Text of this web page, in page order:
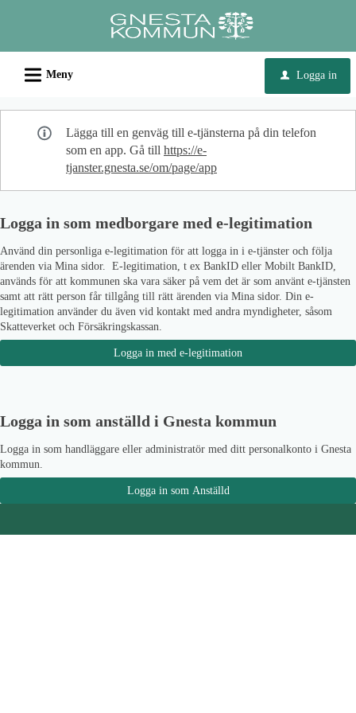
e-
tjänster
Gnesta
kommun
L Meny u Logga in
Lägga till en genväg till e-tjänsterna på din telefon
som en app. Gå till https://e-
tjanster.gnesta.se/om/page/app
Logga in som medborgare med e-legitimation
Använd din personliga e-legitimation för att logga in i e-tjänster och följa
ärenden via Mina sidor. E-legitimation, t ex BankID eller Mobilt BankID,
används för att kommunen ska vara säker på vem det är som använt e-tjänsten
samt att rätt person får tillgång till rätt ärenden via Mina sidor. Din e-
legitimation använder du även vid kontakt med andra myndigheter, såsom
Skatteverket och Försäkringskassan.
Logga in som anställd i Gnesta kommun
Logga in som handläggare eller administratör med ditt personalkonto i Gnesta
kommun.